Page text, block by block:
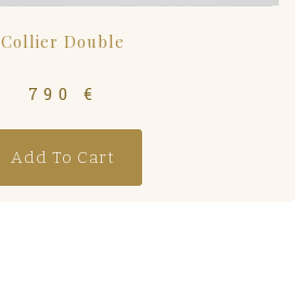
Collier Double
790 €
Add To Cart